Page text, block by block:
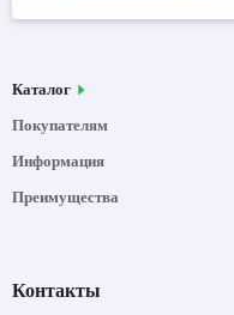
Каталог
Покупателям
Информация
Преимущества
Контакты